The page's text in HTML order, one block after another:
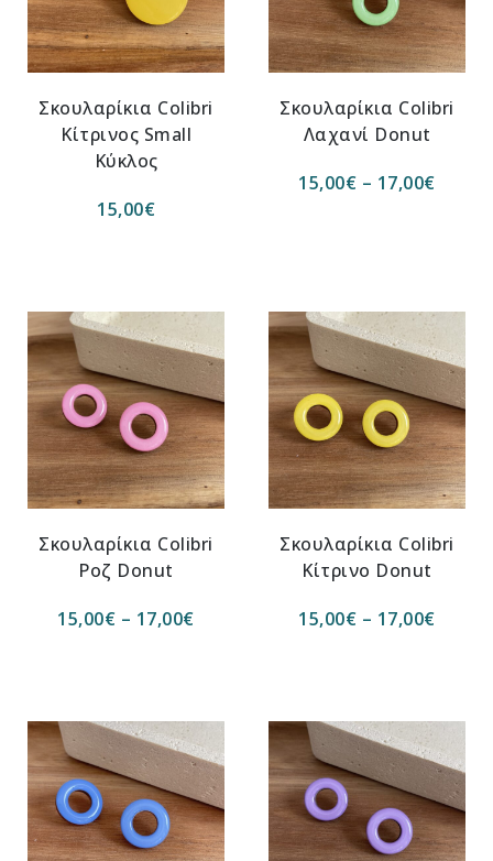
Σκουλαρίκια Colibri
Κίτρινος Small
Κύκλος
15,00€
Σκουλαρίκια Colibri
Λαχανί Donut
15,00€ – 17,00€
Σκουλαρίκια Colibri
Ροζ Donut
15,00€ – 17,00€
Σκουλαρίκια Colibri
Κίτρινο Donut
15,00€ – 17,00€